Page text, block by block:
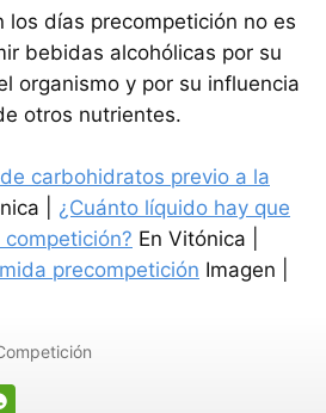
los días precompetición no es
bebidas alcohólicas por su
organismo y por su influencia
otros nutrientes.
carbohidratos previo a la
| ¿Cuánto líquido hay que
En Vitónica |
precompetición Imagen |